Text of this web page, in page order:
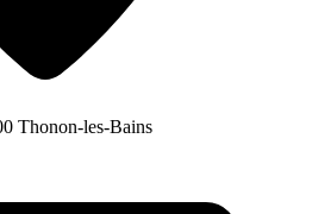
Thonon-les-Bains